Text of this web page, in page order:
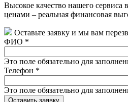
Высокое качество нашего сервиса
ценами – реальная финансовая
Оставьте заявку и мы вам
ФИО *
Это поле обязательно для
Телефон *
Это поле обязательно для